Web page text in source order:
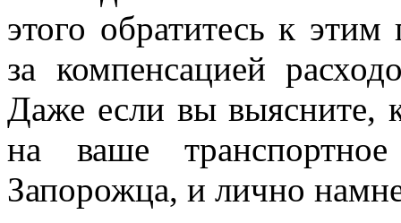
этого обратитесь к
за компенсацией
Даже если вы выясните,
на ваше
Запорожца, и лично